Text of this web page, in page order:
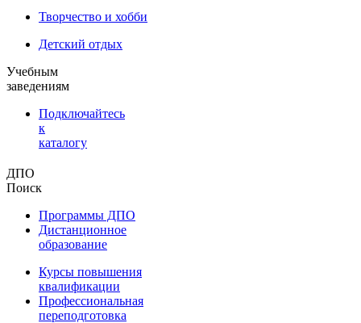
Творчество и хобби
Детский отдых
Учебным
заведениям
Подключайтесь
к
каталогу
ДПО
Поиск
Программы ДПО
Дистанционное
образование
Курсы повышения
квалификации
Профессиональная
переподготовка